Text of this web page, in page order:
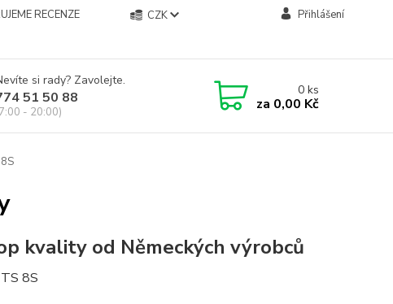
RECENZE
CZK Přihlášení
si rady? Zavolejte.
51 50 88
- 20:00)
0ks
za 0,00 Kč
kvality od Německých výrobců